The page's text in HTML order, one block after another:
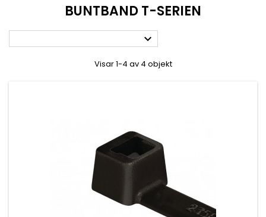
BUNTBAND T-SERIEN

Visar 1-4 av 4 objekt